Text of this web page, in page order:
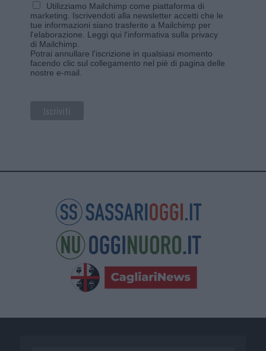
Utilizziamo Mailchimp come piattaforma di
marketing. Iscrivendoti alla newsletter accetti che le
tue informazioni siano trasferite a Mailchimp per
l'elaborazione. Leggi qui l'informativa sulla privacy
di Mailchimp
Potrai annullare l'iscrizione in qualsiasi momento
facendo clic sul collegamento nel piè di pagina delle
nostre e-mail.